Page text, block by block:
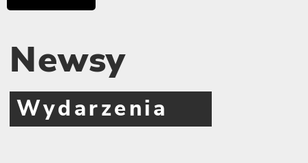
Newsy
Wydarzenia